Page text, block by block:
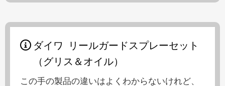
ダイワ リールガードスプレーセット
（グリス＆オイル）
この手の製品の違いはよくわからないけれど、